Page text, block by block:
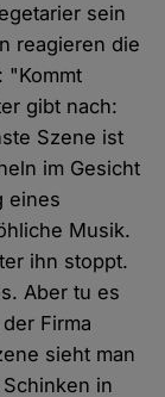
sein
reagieren die
"Kommt
gibt nach:
Szene ist
im Gesicht
eines
Musik.
ihn stoppt.
Aber tu es
Firma
sieht man
in